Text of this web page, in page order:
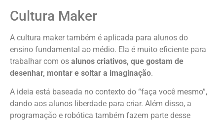
Cultura Maker
A cultura maker também é aplicada para alunos do
ensino fundamental ao médio. Ela é muito eficiente para
trabalhar com os alunos criativos, que gostam de
desenhar, montar e soltar a imaginação.
A ideia está baseada no contexto do “faça você mesmo”,
dando aos alunos liberdade para criar. Além disso, a
programação e robótica também fazem parte desse